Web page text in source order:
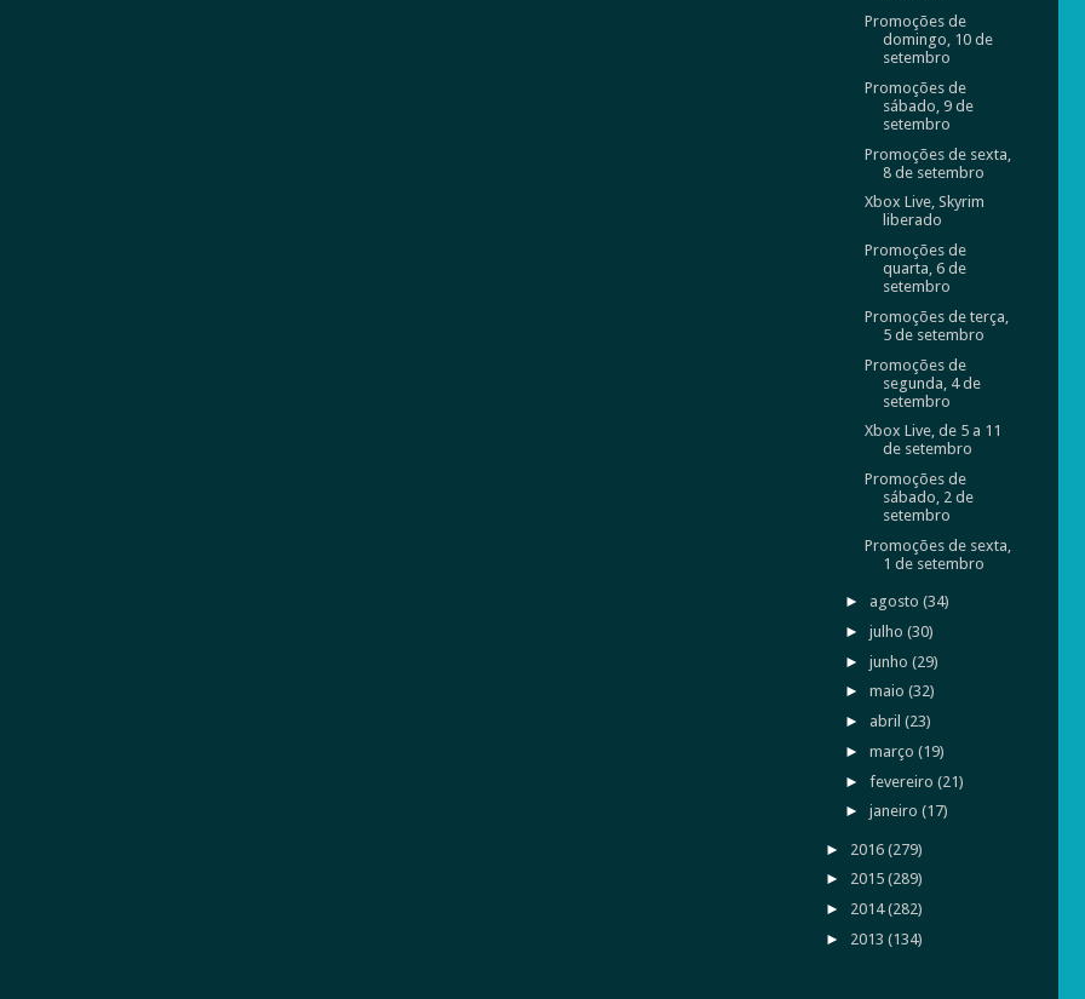
Promoções de
domingo, 10 de
setembro
Promoções de
sábado, 9 de
setembro
Promoções de sexta,
8 de setembro
Xbox Live, Skyrim
liberado
Promoções de
quarta, 6 de
setembro
Promoções de terça,
5 de setembro
Promoções de
segunda, 4 de
setembro
Xbox Live, de 5 a 11
de setembro
Promoções de
sábado, 2 de
setembro
Promoções de sexta,
1 de setembro
► agosto (34)
► julho (30)
► junho (29)
► maio (32)
► abril (23)
► março (19)
► fevereiro (21)
► janeiro (17)
► 2016(279)
► 2015(289)
► 2014(282)
► 2013(134)